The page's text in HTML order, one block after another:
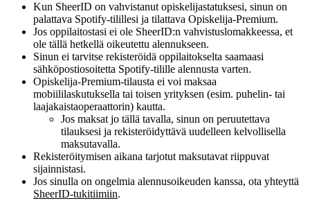
Kun SheerID on vahvistanut opiskelijastatuksesi, sinun on
palattava Spotify-tilillesi ja tilattava Opiskelija-Premium.
Jos oppilaitostasi ei ole SheerID:n vahvistuslomakkeessa, et
ole tällä hetkellä oikeutettu alennukseen.
Sinun ei tarvitse rekisteröidä oppilaitokselta saamaasi
sähköpostiosoitetta Spotify‑tilille alennusta varten.
Opiskelija‑Premium‑tilausta ei voi maksaa
mobiililaskutuksella tai toisen yrityksen (esim. puhelin‑ tai
laajakaistaoperaattorin) kautta.
Jos maksat jo tällä tavalla, sinun on peruutettava
tilauksesi ja rekisteröidyttävä uudelleen kelvollisella
maksutavalla.
Rekisteröitymisen aikana tarjotut maksutavat riippuvat
sijainnistasi.
Jos sinulla on ongelmia alennusoikeuden kanssa, ota yhteyttä
SheerID‑tukitiimiin.